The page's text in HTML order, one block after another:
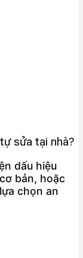
sửa tại nhà?
dấu hiệu
bản, hoặc
chọn an